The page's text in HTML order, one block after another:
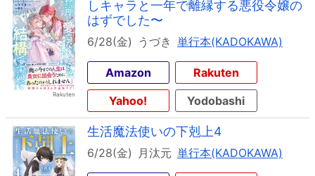
しキャラと一年で離縁する悪役令嬢の
はずでした〜
6/28(金) うづき 単行本(KADOKAWA)
Amazon
Rakuten
Yahoo!
Yodobashi
生活魔法使いの下剋上4
6/28(金) 月汰元 単行本(KADOKAWA)